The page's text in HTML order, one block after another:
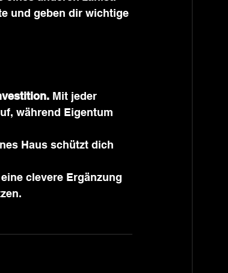
und geben dir wichtige
Mit jeder
während Eigentum
Haus schützt dich
clevere Ergänzung